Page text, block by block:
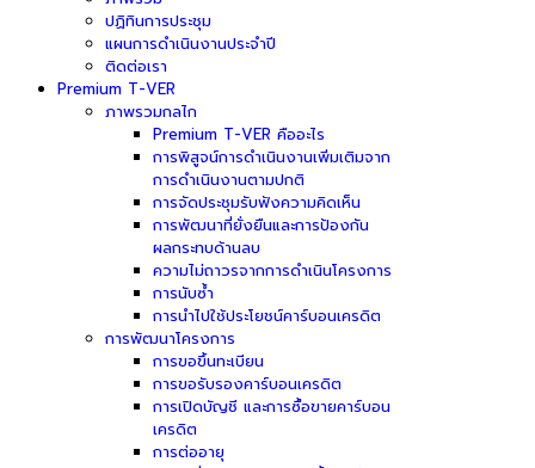
ปฏิทินการประชุม
แผนการดำเนินงานประจำปี
ติดต่อเรา
Premium T-VER
ภาพรวมกลไก
Premium T-VER คืออะไร
การพิสูจน์การดำเนินงานเพิ่มเติมจาก
การดำเนินงานตามปกติ
การจัดประชุมรับฟังความคิดเห็น
การพัฒนาที่ยั่งยืนและการป้องกัน
ผลกระทบด้านลบ
ความไม่ถาวรจากการดำเนินโครงการ
การนับซ้ำ
การนำไปใช้ประโยชน์คาร์บอนเครดิต
การพัฒนาโครงการ
การขอขึ้นทะเบียน
การขอรับรองคาร์บอนเครดิต
การเปิดบัญชี และการซื้อขายคาร์บอน
เครดิต
การต่ออายุ